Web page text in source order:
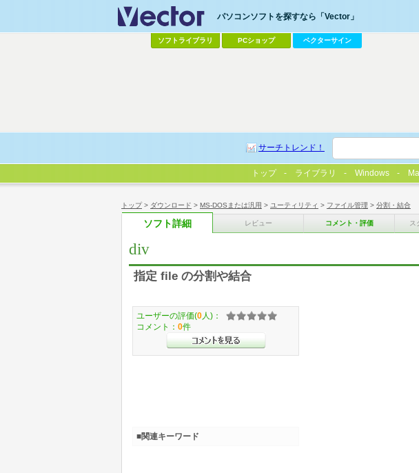
トップ> ダウンロード > MS-DOSまたは汎用 > ユーティリティ > ファイル管理 > 分割・結合
ソフト詳細 レビュー コメント・評価 ス
div
指定 file の分割や結合
ユーザーの評価(0 人)：
コメント： 0件
■関連キーワード
パソコンソフトを探すなら「Vector」
ソフトライブラリ PCショップ ベクターサイン
サーチトレンド！
トップ ライブラリ Windows